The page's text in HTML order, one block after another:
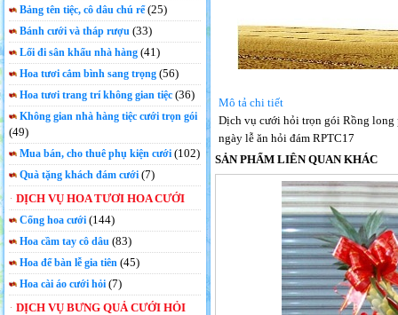
Bảng tên tiệc, cô dâu chú rể(25)
Bánh cưới và tháp rượu (33)
Lối đi sân khấu nhà hàng (41)
Hoa tươi cắm bình sang trọng (56)
Hoa tươi trang trí không gian tiệc (36)
Không gian nhà hàng tiệc cưới trọn gói
(49)
Mua bán, cho thuê phụ kiện cưới (102)
Quà tặng khách đám cưới (7)
DỊCH VỤ HOA TƯƠI HOA CƯỚI
Cổng hoa cưới (144)
Hoa cầm tay cô dâu(83)
Hoa để bàn lễ gia tiên (45)
Hoa cài áo cưới hỏi (7)
DỊCH VỤ BƯNG QUẢ CƯỚI HỎI
Mô tả chi tiết
Dịch vụ cưới hỏi trọn gói Rồng long
ngày lễ ăn hỏi đám RPTC17
SẢN PHẨM LIÊN QUAN KHÁC